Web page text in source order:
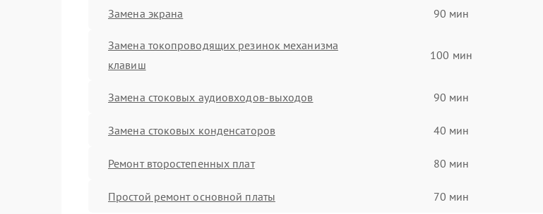
Замена экрана 90 мин
Замена токопроводящих резинок механизма
клавиш
100 мин
Замена стоковых аудиовходов-выходов 90 мин
Замена стоковых конденсаторов 40 мин
Ремонт второстепенных плат 80 мин
Простой ремонт основной платы 70 мин